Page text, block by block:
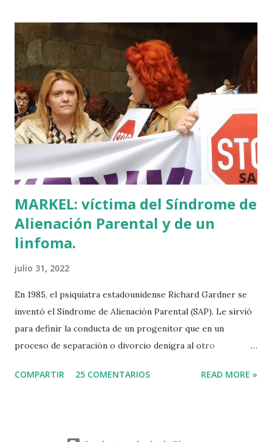
por un presunto maestro egipcio llegado desde el Nilo
para educar a los niños de la villa romana. Mi informador y
yo hacíamos risas ante la casualidad de las casualidades:
Euskadi era de nuevo pionera. Ibarretxe dormía entonces
en Ajuria Enea y no paraba de contar a tirios y troyanos que
Euskal Herria era un pueblo con 7.000 años de antigüedad.
Por fin llegaba la arqueología para confirmar sus teorías.
Tuvo que ser su consejera de Cultura y portavoz Miren
Azkarate ...
MARKEL: víctima del Síndrome de
Alienación Parental y de un
linfoma.
julio 31, 2022
En 1985, el psiquiatra estadounidense Richard Gardner se
inventó el Síndrome de Alienación Parental (SAP). Le sirvió
para definir la conducta de un progenitor que en un
proceso de separación o divorcio denigra al otro
machismo predominante hace 40 años sirvió incluso para
COMPARTIR 25 COMENTARIOS READ MORE »